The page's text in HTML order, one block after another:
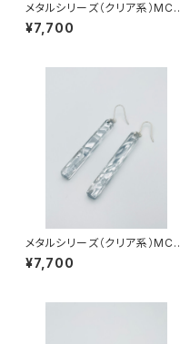
メタルシリーズ（クリア系）MC-
SS23004
¥7,700
メタルシリーズ（クリア系）MC-
SS23001
¥7,700